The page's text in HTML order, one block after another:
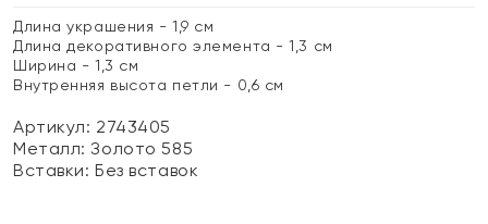
Длина украшения - 1,9 см
Длина декоративного элемента - 1,3 см
Ширина - 1,3 см
Внутренняя высота петли - 0,6 см
Артикул: 2743405
Металл:Золото 585
Вставки:Без вставок